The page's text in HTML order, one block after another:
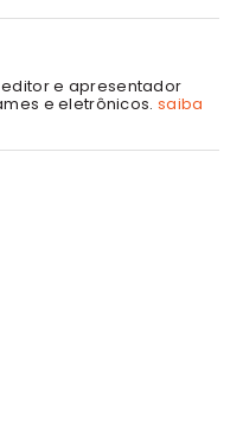
editor e apresentador
e eletrônicos. saiba